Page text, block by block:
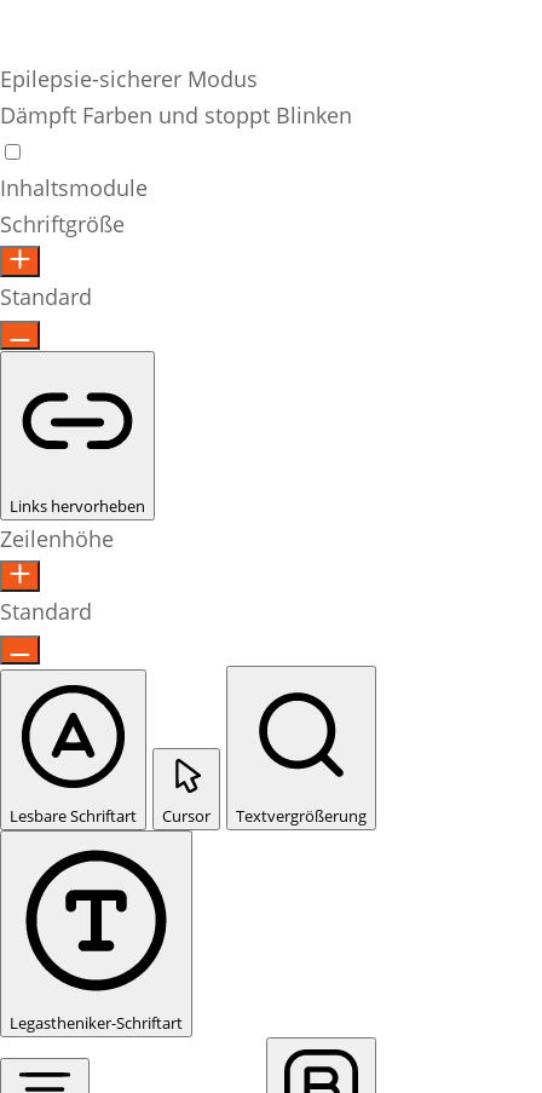
Epilepsie-sicherer Modus
Dämpft Farben und stoppt Blinken
Inhaltsmodule
Schriftgröße
Standard
Links hervorheben
Zeilenhöhe
Standard
Lesbare Schriftart Cursor Textvergrößerung
Legastheniker-Schriftart